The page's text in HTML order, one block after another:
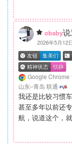
obaby说
2026年5月12
Google Chrome
山东–青岛 联通
我还是比较习惯
甚至多年以前还
航，说道这个，